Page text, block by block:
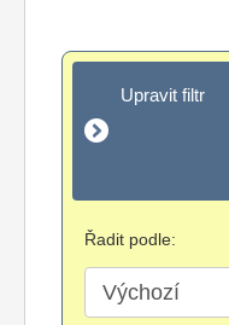
Upravit filtr
Upravit filtr
Řadit podle: